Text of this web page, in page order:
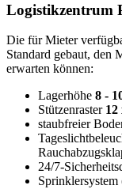
Logistikzentrum
Die für Mieter
Standard gebaut, den
erwarten können:
Lagerhöhe 8 -
Stützenraster 12
staubfreier
24/7-